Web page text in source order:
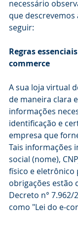
necessário
que descrevemos
seguir:
Regras
commerce
A sua loja virtual
de maneira clara
informações
identificação e
empresa que
Tais informações
social (nome),
físico e eletrônico
obrigações estão
Decreto n° 7.962/
como "Lei do e-